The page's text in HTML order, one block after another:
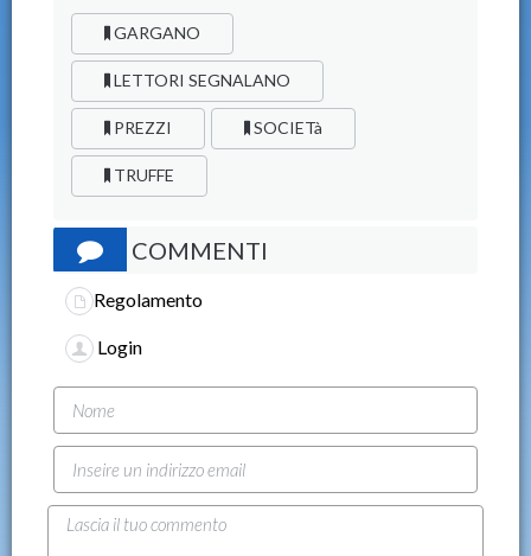
GARGANO
LETTORI SEGNALANO
PREZZI SOCIETà
TRUFFE
COMMENTI
Regolamento
Login